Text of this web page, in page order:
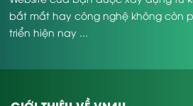
bắt mắt hay công nghệ không còn
triển hiện nay ...